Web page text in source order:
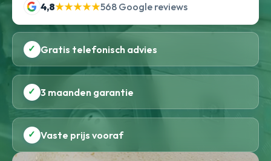
4,8★★★★★568 Google reviews
✓ Gratis telefonisch advies
✓ 3 maanden garantie
✓ Vaste prijs vooraf